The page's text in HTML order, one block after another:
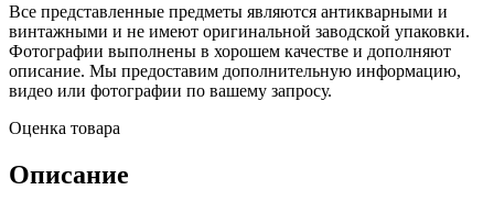
Все представленные предметы являются антикварными и
винтажными и не имеют оригинальной заводской упаковки.
Фотографии выполнены в хорошем качестве и дополняют
описание. Мы предоставим дополнительную информацию,
видео или фотографии по вашему запросу.
Оценка товара
Описание